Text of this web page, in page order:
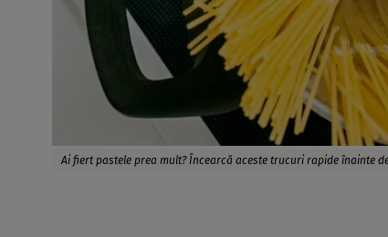
Ai fiert pastele prea mult? Încearcă aceste trucuri rapide înainte